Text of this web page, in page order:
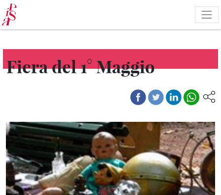
Salta
al
contenuto
principale
Fiera del 1° Maggio